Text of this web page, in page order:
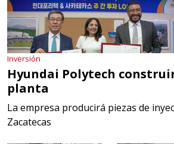
Inversión
Hyundai Polytech
planta
La empresa producirá piezas de
Zacatecas